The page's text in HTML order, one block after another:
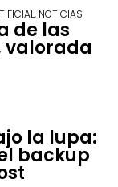
, NOTICIAS
de las
valorada
la lupa:
backup